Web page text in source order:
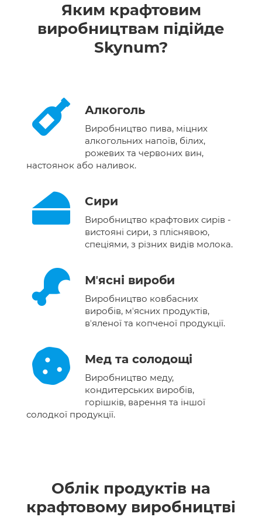
Яким крафтовим
виробництвам підійде
Skynum?
Алкоголь
Виробництво пива, міцних
алкогольних напоїв, білих,
рожевих та червоних вин,
настоянок або наливок.
Сири
Виробництво крафтових сирів -
вистояні сири, з пліснявою,
спеціями, з різних видів молока.
Мʼясні вироби
Виробництво ковбасних
виробів, мʼясних продуктів,
вʼяленої та копченої продукції.
Мед та солодощі
Виробництво меду,
кондитерських виробів,
горішків, варення та іншої
солодкої продукції.
Облік продуктів на
крафтовому виробництві